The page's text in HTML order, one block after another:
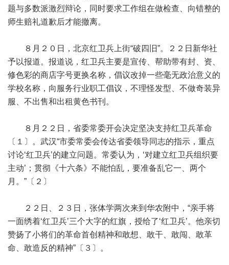
题与多数派激烈辩论，同时要求工作组在做检查、向错整的
师生赔礼道歉后才能撤离。
８月２０日，北京红卫兵上街“破四旧”。２２日新华社
予以报道。报道说，红卫兵主要是宣传、帮助带有封、资、
修色彩的商店字号更换名称，倡议改掉一些毫无政治意义的
学校名称，向服务行业职工倡议，不理怪发型、不做奇装异
服、不出售和出租黄色书刊。
８月２２日，省委常委开会决定坚决支持红卫兵革命
〔１〕。武汉“市委常委会传达省委领导同志的指示，重点
讨论‘红卫兵’的建立问题。常委认为，‘对建立红卫兵组织要
主动’；贯彻《十六条》不能怕乱，要准备乱它一、两个
月。”〔２〕
２２日、２３日，张体学两次来到华农附中，“亲手将
一面绣着‘红卫兵’三个大字的红旗，授给了‘红卫兵’。他亲切
赞扬了小将们的革命首创精神和敢想、敢干、敢闯、敢革
命、敢造反的精神”〔３〕。